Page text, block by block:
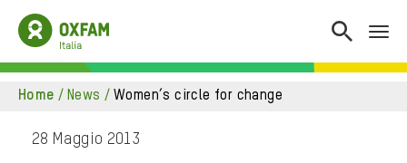
home / news / women’s circle for change
28 Maggio 2013